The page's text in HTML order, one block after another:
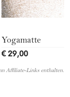
Yogamatte
€ 29,00
Affiliate-Links enthalten.